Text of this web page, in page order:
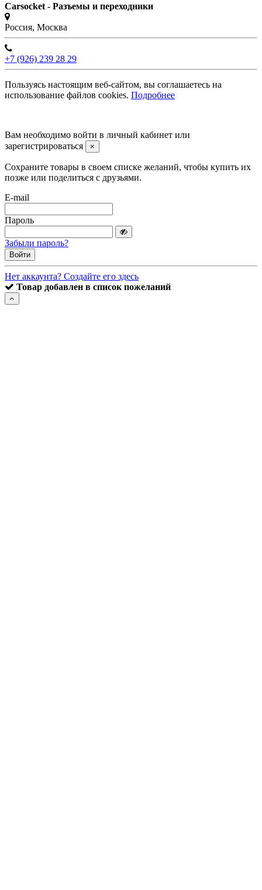
Carsocket - Разъемы и переходники
Россия, Москва
+7 (926) 239 28 29
Пользуясь настоящим веб-сайтом, вы соглашаетесь на
использование файлов cookies. Подробнее
Вам необходимо войти в личный кабинет или
зарегистрироваться
×
Сохраните товары в своем списке желаний, чтобы купить их
позже или поделиться с друзьями.
E-mail
Пароль
Забыли пароль?
Войти
Нет аккаунта? Создайте его здесь
Товар добавлен в список пожеланий